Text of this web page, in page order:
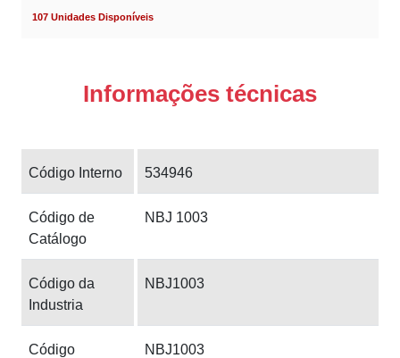
107 Unidades Disponíveis
Informações técnicas
Código Interno 534946
Código de
Catálogo
NBJ 1003
Código da
Industria
NBJ1003
Código
NBJ1003